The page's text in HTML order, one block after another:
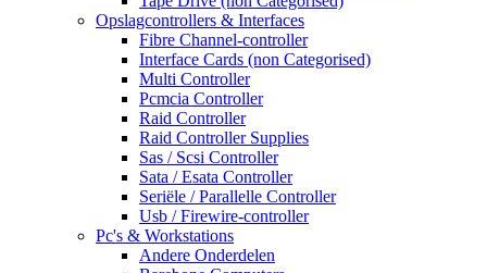
Opslagcontrollers & Interfaces
Fibre Channel-controller
Interface Cards (non Categorised)
Multi Controller
Pcmcia Controller
Raid Controller
Raid Controller Supplies
Sas / Scsi Controller
Sata / Esata Controller
Seriële / Parallelle Controller
Usb / Firewire-controller
Pc's & Workstations
Andere Onderdelen